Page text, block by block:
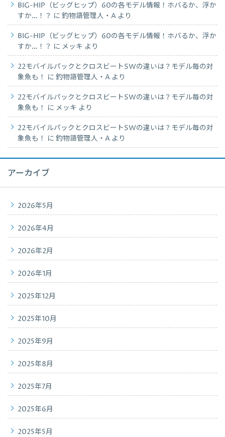
BIG-HIP（ビッグヒップ）60の各モデル情報！ホバるか、浮か
すか…！？ に 釣物語管理人・A より
BIG-HIP（ビッグヒップ）60の各モデル情報！ホバるか、浮か
すか…！？ に メッキ より
22モバイルパックとクロスビートSWの違いは？モデル毎の対
象魚も！
に 釣物語管理人・A より
22モバイルパックとクロスビートSWの違いは？モデル毎の対
象魚も！
に メッキ より
22モバイルパックとクロスビートSWの違いは？モデル毎の対
象魚も！
に 釣物語管理人・A より
アーカイブ
2026年5月
2026年4月
2026年2月
2026年1月
2025年12月
2025年10月
2025年9月
2025年8月
2025年7月
2025年6月
2025年5月